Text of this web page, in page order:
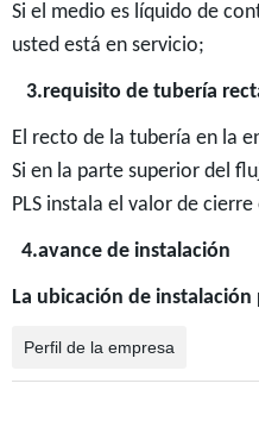
Si el medio es líquido de
usted está en servicio;
3.requisito de tubería
El recto de la tubería en la
Si en la parte superior del
PLS instala el valor de
4.avance de instalación
La ubicación de instalación
Perfil de la empresa